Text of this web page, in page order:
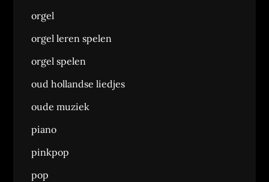
orgel
orgel leren spelen
orgel spelen
oud hollandse liedjes
oude muziek
piano
pinkpop
pop